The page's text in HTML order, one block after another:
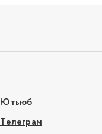
Ютьюб
Телеграм